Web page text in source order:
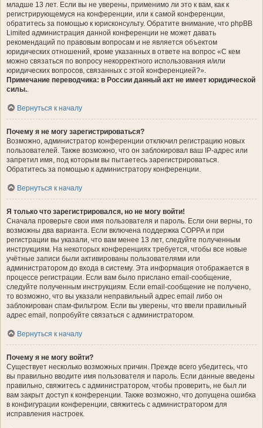
младше 13 лет. Если вы не уверены, применимо ли это к вам, как к
регистрирующемуся на конференции, или к самой конференции,
обратитесь за помощью к юрисконсульту. Обратите внимание, что phpBB
Limited администрация данной конференции не может давать
рекомендаций по правовым вопросам и не является объектом
юридических отношений, кроме указанных в ответе на вопрос «С кем
можно связаться по вопросу некорректного использования и/или
юридических вопросов, связанных с этой конференцией?».
Примечание переводчика: в России данный акт не имеет юридической
силы..
Вернуться к началу
Почему я не могу зарегистрироваться?
Возможно, администратор конференции отключил регистрацию новых
пользователей. Также возможно, что он заблокировал ваш IP-адрес или
запретил имя, под которым вы пытаетесь зарегистрироваться.
Обратитесь за помощью к администратору конференции.
Вернуться к началу
Я только что зарегистрировался, но не могу войти!
Сначала проверьте свои имя пользователя и пароль. Если они верны, то
возможны два варианта. Если включена поддержка COPPA и при
регистрации вы указали, что вам менее 13 лет, следуйте полученным
инструкциям. На некоторых конференциях требуется, чтобы все новые
учётные записи были активированы пользователями или
администратором до входа в систему. Эта информация отображается в
процессе регистрации. Если вам было прислано email-сообщение,
следуйте полученным инструкциям. Если email-сообщение не получено,
то возможно, что вы указали неправильный адрес email либо он
заблокирован спам-фильтром. Если вы уверены, что ввели правильный
адрес email, попробуйте связаться с администратором.
Вернуться к началу
Почему я не могу войти?
Существует несколько возможных причин. Прежде всего убедитесь, что
вы правильно вводите имя пользователя и пароль. Если данные введены
правильно, свяжитесь с администратором, чтобы проверить, не был ли
вам закрыт доступ к конференции. Также возможно, что допущена ошибка
в конфигурации конференции, свяжитесь с администратором для
исправления настроек.